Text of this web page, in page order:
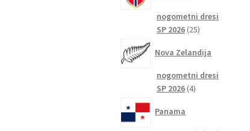
nogometni dresi
SP 2026 2525
Nova Zelandija
nogometni dresi
SP 2026 44
Panama